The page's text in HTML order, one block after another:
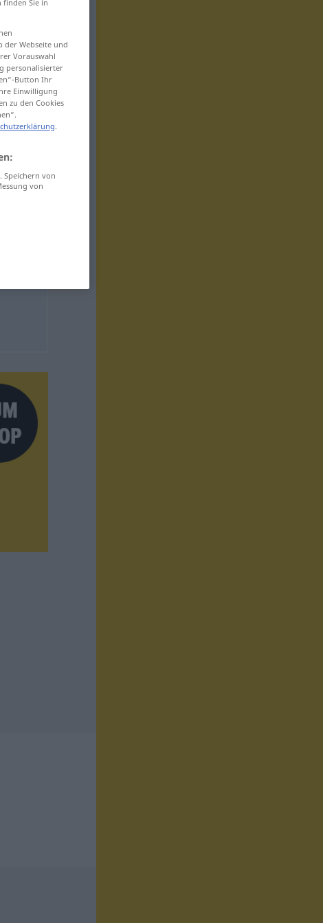
finden Sie in
der Webseite und
Vorauswahl
personalisierter
Button Ihr
Einwilligung
zu den Cookies
.
Speichern von
von